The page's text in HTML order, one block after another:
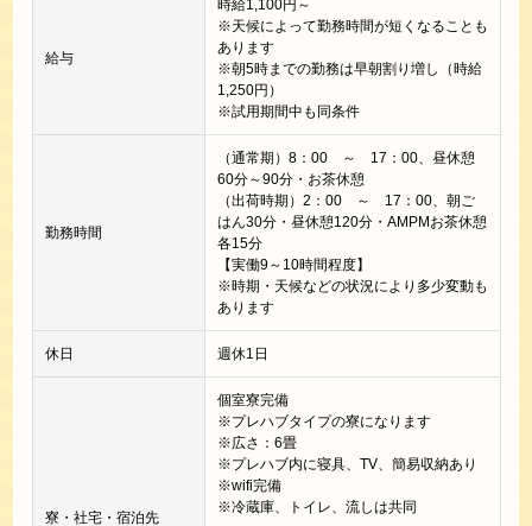
給与
時給1,100円～
※天候によって勤務時間が短くなることも
あります
※朝5時までの勤務は早朝割り増し（時給
1,250円）
※試用期間中も同条件
勤務時間
（通常期）8：00 ～ 17：00、昼休憩
60分～90分・お茶休憩
（出荷時期）2：00 ～ 17：00、朝ご
はん30分・昼休憩120分・AMPMお茶休憩
各15分
【実働9～10時間程度】
※時期・天候などの状況により多少変動も
あります
休日 週休1日
寮・社宅・宿泊先
個室寮完備
※プレハブタイプの寮になります
※広さ：6畳
※プレハブ内に寝具、TV、簡易収納あり
※wifi完備
※冷蔵庫、トイレ、流しは共同